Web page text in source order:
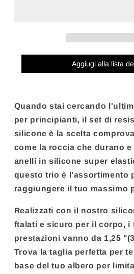
3
STAMINA
IN
Aggiugi alla lista
Quando stai cercando
per principianti, il set di
silicone è la scelta
come la roccia che durano
anelli in silicone super
questo trio è l'assortimento
raggiungere il tuo massimo
Realizzati con il nostro
ftalati e sicuro per il corpo, i
prestazioni vanno da 1,25
Trova la taglia perfetta per
base del tuo albero per